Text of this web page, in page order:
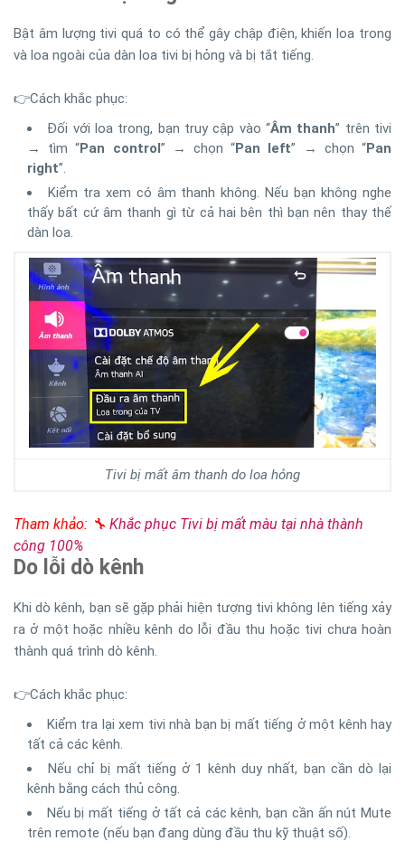
Bật âm lượng tivi quá to có thể gây chập điện, khiến loa trong
và loa ngoài của dàn loa tivi bị hỏng và bị tắt tiếng.
👉Cách khắc phục:
Đối với loa trong, bạn truy cập vào “Âm thanh” trên tivi
→ tìm “Pan control” → chọn “Pan left” → chọn “Pan
right”.
Kiểm tra xem có âm thanh không. Nếu bạn không nghe
thấy bất cứ âm thanh gì từ cả hai bên thì bạn nên thay thế
dàn loa.
Tivi bị mất âm thanh do loa hỏng
Tham khảo: 🔧 Khắc phục Tivi bị mất màu tại nhà thành
công 100%
Do lỗi dò kênh
Khi dò kênh, bạn sẽ gặp phải hiện tượng tivi không lên tiếng xảy
ra ở một hoặc nhiều kênh do lỗi đầu thu hoặc tivi chưa hoàn
thành quá trình dò kênh.
👉Cách khắc phục:
Kiểm tra lại xem tivi nhà bạn bị mất tiếng ở một kênh hay
tất cả các kênh.
Nếu chỉ bị mất tiếng ở 1 kênh duy nhất, bạn cần dò lại
kênh bằng cách thủ công.
Nếu bị mất tiếng ở tất cả các kênh, bạn cần ấn nút Mute
trên remote (nếu bạn đang dùng đầu thu kỹ thuật số).